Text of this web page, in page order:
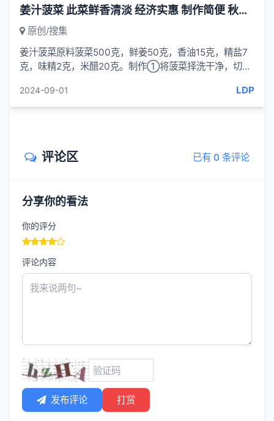
姜汁菠菜 此菜鲜香清淡 经济实惠 制作简便 秋季家常菜
原创/搜集
姜汁菠菜原料菠菜500克，鲜姜50克，香油15克，精盐7
克，味精2克，米醋20克。制作①将菠菜择洗干净，切成
2024-09-01 LDP
评论区 已有 0 条评论
分享你的看法
你的评分
评论内容
发布评论 打赏